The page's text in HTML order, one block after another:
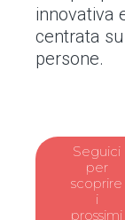
innovativa
centrata
persone.
Seguici
per
scoprire
i
prossimi